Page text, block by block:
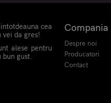
cea
vei da gres!
alese pentru
gust.
Compania
Despre noi
Producatori
Contact